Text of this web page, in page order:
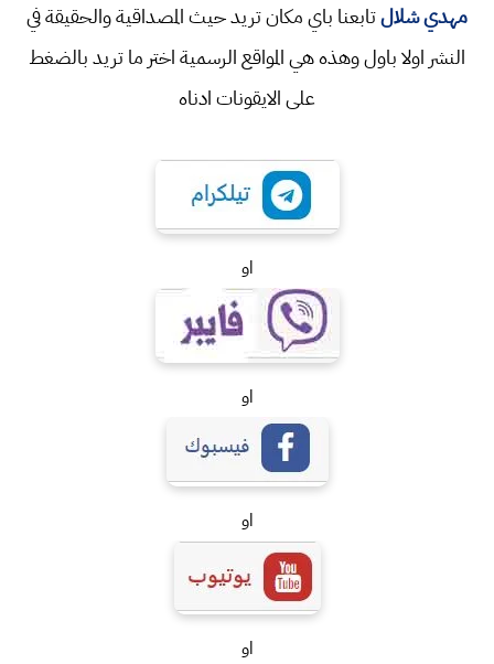
مهدي شلالتابعنا باي مكان تريد حيث المصداقية والحقيقة في
النشر اولا باول وهذه هي المواقع الرسمية اختر ما تريد بالضغط
على الايقونات ادناه
او
او
او
او